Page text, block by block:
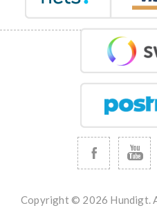
Copyright © 2026 Hundigt.